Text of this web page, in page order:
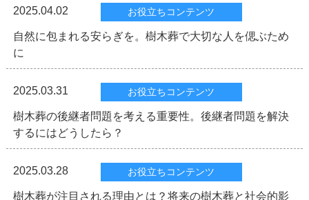
2025.04.02 お役立ちコンテンツ
自然に包まれる安らぎを。樹木葬で大切な人を偲ぶため
に
2025.03.31 お役立ちコンテンツ
樹木葬の後継者問題を考える重要性。後継者問題を解決
するにはどうしたら？
2025.03.28 お役立ちコンテンツ
樹木葬が注目される理由とは？将来の樹木葬と社会的影